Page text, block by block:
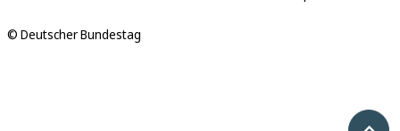
© Deutscher Bundestag